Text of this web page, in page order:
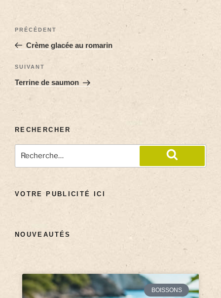
PRÉCÉDENT
Crème glacée au romarin
SUIVANT
Terrine de saumon
RECHERCHER
VOTRE PUBLICITÉ ICI
NOUVEAUTÉS
BOISSONS